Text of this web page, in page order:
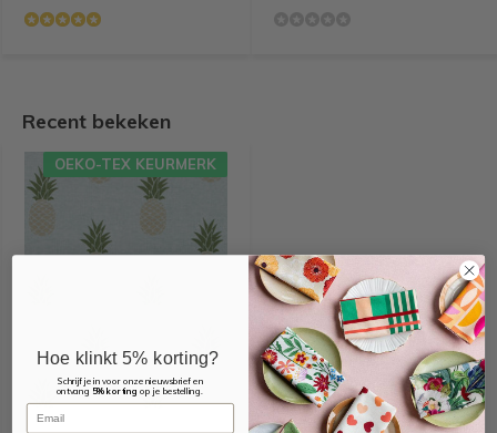
Recent bekeken
OEKO-TEX KEURMERK
Hoe klinkt 5% korting?
Schrijf je in voor onze nieuwsbrief en
ontvang 5% kortingop je bestelling.
Email